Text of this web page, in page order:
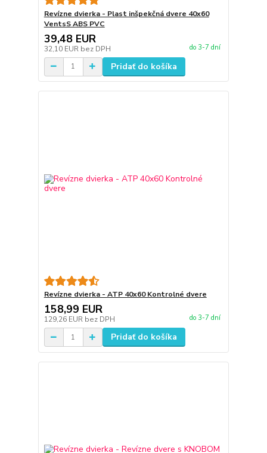
Revízne dvierka - Plast inšpekčná dvere 40x60
VentsS ABS PVC
39,48 EUR
32,10 EUR bez DPH do 3-7 dní
Pridať do košíka
Revízne dvierka - ATP 40x60 Kontrolné dvere
158,99 EUR
129,26 EUR bez DPH do 3-7 dní
Pridať do košíka